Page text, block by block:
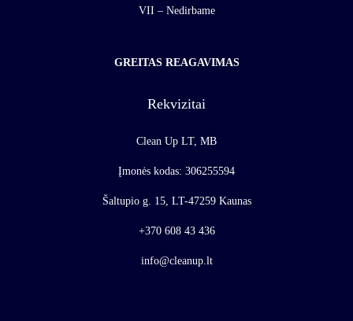
VII – Nedirbame
GREITAS REAGAVIMAS
Rekvizitai
Clean Up LT, MB
Įmonės kodas: 306255594
Šaltupio g. 15, LT-47259 Kaunas
+370 608 43 436
info@cleanup.lt